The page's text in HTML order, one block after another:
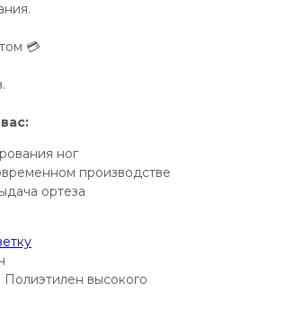
💳
ног
производстве
ортеза
высокого